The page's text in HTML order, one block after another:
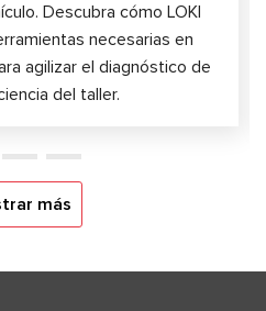
Descubra cómo LOKI
necesarias en
agilizar el diagnóstico de
del taller.
más